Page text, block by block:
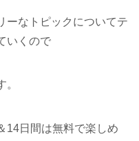
ーなトピックについてテ
いくので
14日間は無料で楽しめ